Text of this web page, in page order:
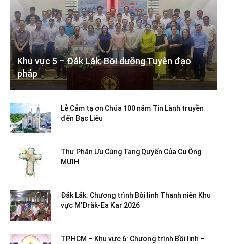
Khu vực 5 – Đắk Lắk: Bồi dưỡng Tuyên đạo
pháp
Lễ Cảm tạ ơn Chúa 100 năm Tin Lành truyền
đến Bạc Liêu
Thư Phân Ưu Cùng Tang Quyến Của Cụ Ông
MƯIH
Đắk Lắk: Chương trình Bồi linh Thanh niên Khu
vực M’Đrắk-Ea Kar 2026
TP.HCM – Khu vực 6: Chương trình Bồi linh –